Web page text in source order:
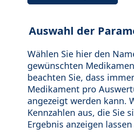
Auswahl der
Wählen Sie hier den
gewünschten
beachten Sie, dass
Medikament pro
angezeigt werden kann.
Kennzahlen aus, die Sie
Ergebnis anzeigen